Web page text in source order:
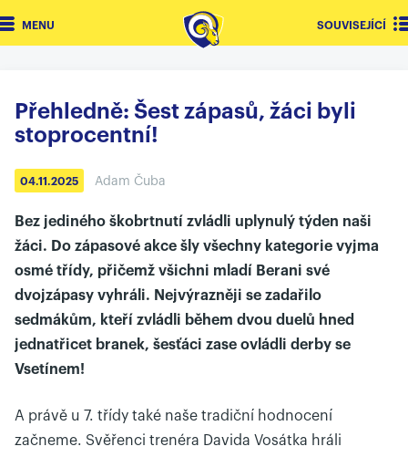
MENU SOUVISEJÍCÍ
Přehledně: Šest zápasů, žáci byli
stoprocentní!
04.11.2025 Adam Čuba
Bez jediného škobrtnutí zvládli uplynulý týden naši
žáci. Do zápasové akce šly všechny kategorie vyjma
osmé třídy, přičemž všichni mladí Berani své
dvojzápasy vyhráli. Nejvýrazněji se zadařilo
sedmákům, kteří zvládli během dvou duelů hned
jednatřicet branek, šesťáci zase ovládli derby se
Vsetínem!
A právě u 7. třídy také naše tradiční hodnocení
začneme. Svěřenci trenéra Davida Vosátka hráli